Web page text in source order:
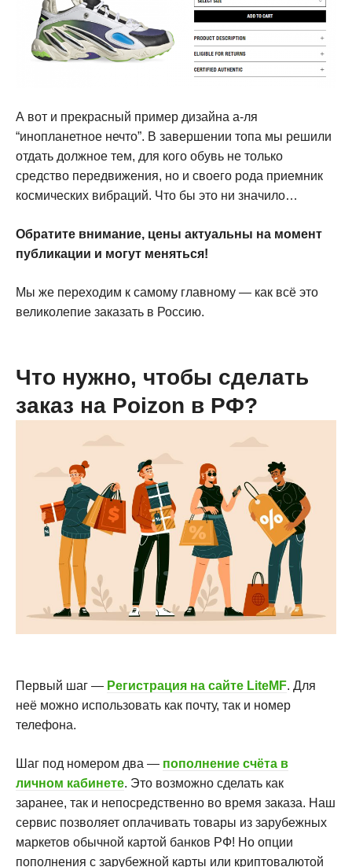
А вот и прекрасный пример дизайна а-ля
“инопланетное нечто”. В завершении топа мы решили
отдать должное тем, для кого обувь не только
средство передвижения, но и своего рода приемник
космических вибраций. Что бы это ни значило…
Обратите внимание, цены актуальны на момент
публикации и могут меняться!
Мы же переходим к самому главному — как всё это
великолепие заказать в Россию.
Что нужно, чтобы сделать
заказ на Poizon в РФ?
Первый шаг — Регистрация на сайте LiteMF. Для
неё можно использовать как почту, так и номер
телефона.
Шаг под номером два — пополнение счёта в
личном кабинете. Это возможно сделать как
заранее, так и непосредственно во время заказа. Наш
сервис позволяет оплачивать товары из зарубежных
маркетов обычной картой банков РФ! Но опции
пополнения с зарубежной карты или криптовалютой